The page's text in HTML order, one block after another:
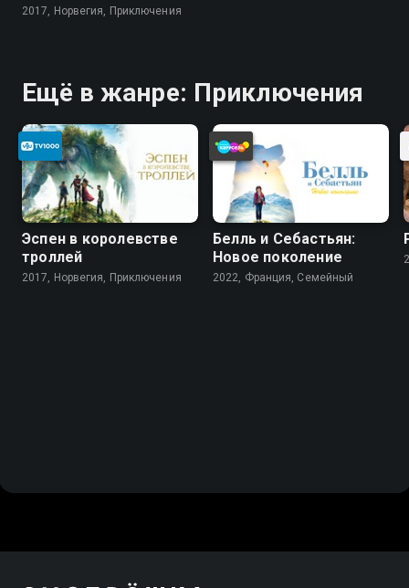
2017, Норвегия, Приключения
Ещё в жанре: Приключения
Эспен в королевстве
троллей
2017, Норвегия, Приключения
Белль и Себастьян:
Новое поколение
2022, Франция, Cемейный